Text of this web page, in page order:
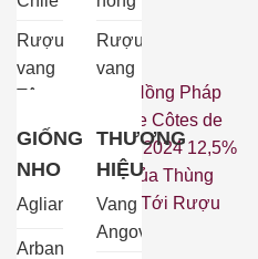
Rượu
vang
Tây
Ban
Nha
vang
Ý
Rượu
vang
Rượu
vang
Rượu
GIỐNG
NHO
Aglianco
Arbane
THƯƠNG
HIỆU
Vang
Angove